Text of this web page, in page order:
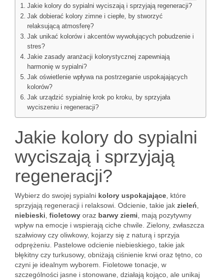
Jakie kolory do sypialni wyciszają i sprzyjają regeneracji?
Jak dobierać kolory zimne i ciepłe, by stworzyć
relaksującą atmosferę?
Jak unikać kolorów i akcentów wywołujących pobudzenie i
stres?
Jakie zasady aranżacji kolorystycznej zapewniają
harmonię w sypialni?
Jak oświetlenie wpływa na postrzeganie uspokajających
kolorów?
Jak urządzić sypialnię krok po kroku, by sprzyjała
wyciszeniu i regeneracji?
Jakie kolory do sypialni
wyciszają i sprzyjają
regeneracji?
Wybierz do swojej sypialni kolory uspokajające , które
sprzyjają regeneracji i relaksowi. Odcienie, takie jak zieleń
niebieski fioletowy oraz barwy ziemi , mają pozytywny
wpływ na emocje i wspierają ciche chwile. Zielony, zwłaszcza
szałwiowy czy oliwkowy, kojarzy się z naturą i sprzyja
odprężeniu. Pastelowe odcienie niebieskiego, takie jak
błękitny czy turkusowy, obniżają ciśnienie krwi oraz tętno, co
czyni je idealnym wyborem. Fioletowe tonacje, w
szczególności jasne i stonowane, działają kojąco, ale unikaj